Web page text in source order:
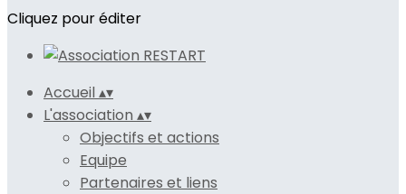
Cliquez pour éditer
Accueil▴▾
L'association ▴▾
Objectifs et actions
Equipe
Partenaires et liens